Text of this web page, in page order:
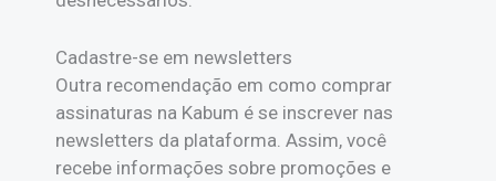
Cadastre-se em newsletters
Outra recomendação em como comprar
assinaturas na Kabum é se inscrever nas
newsletters da plataforma. Assim, você
recebe informações sobre promoções e